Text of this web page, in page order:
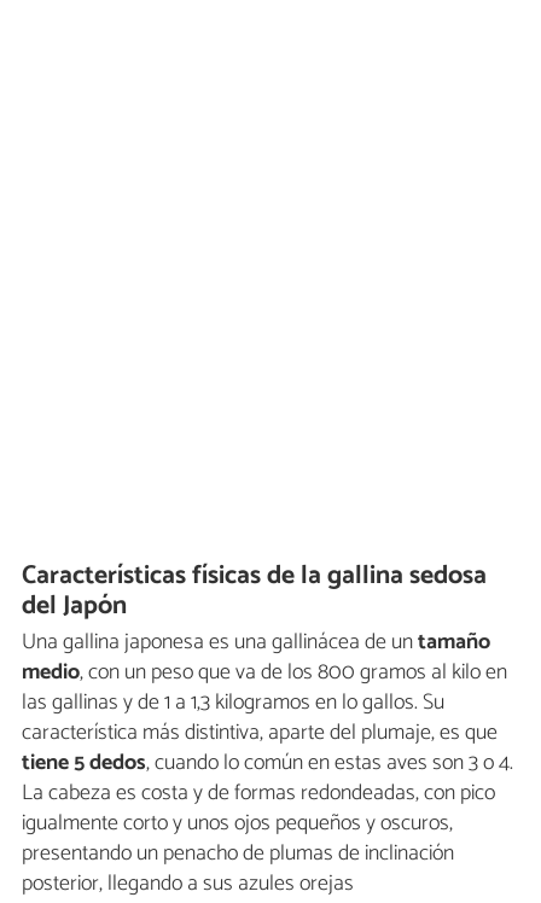
Características físicas de la gallina sedosa
del Japón
Una gallina japonesa es una gallinácea de untamaño
medio, con un peso que va de los 800 gramos al kilo en
las gallinas y de 1 a 1,3 kilogramos en lo gallos. Su
característica más distintiva, aparte del plumaje, es que
tiene 5 dedos, cuando lo común en estas aves son 3 o 4.
La cabeza es costa y de formas redondeadas, con pico
igualmente corto y unos ojos pequeños y oscuros,
presentando un penacho de plumas de inclinación
posterior, llegando a sus azules orejas